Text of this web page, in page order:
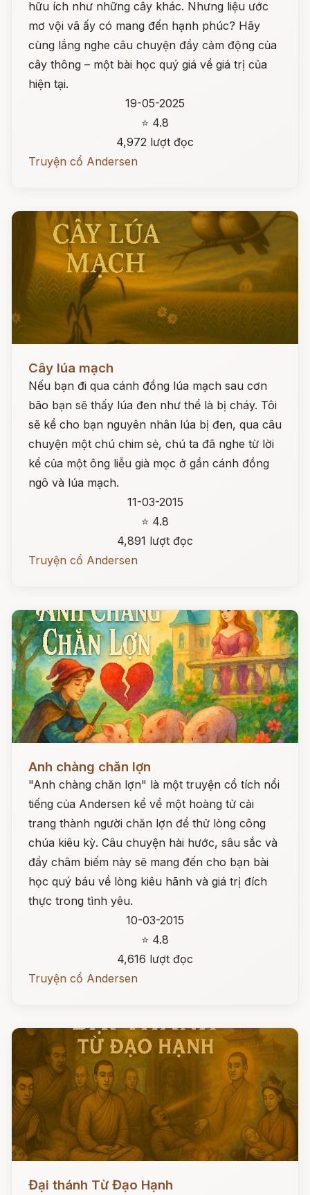
hữu ích như những cây khác. Nhưng liệu ước
mơ vội vã ấy có mang đến hạnh phúc? Hãy
cùng lắng nghe câu chuyện đầy cảm động của
cây thông – một bài học quý giá về giá trị của
hiện tại.
19-05-2025
⭐ 4.8
4,972 lượt đọc
Truyện cổ Andersen
Cây lúa mạch
Nếu bạn đi qua cánh đồng lúa mạch sau cơn
bão bạn sẽ thấy lúa đen như thể là bị cháy. Tôi
sẽ kể cho bạn nguyên nhân lúa bị đen, qua câu
chuyện một chú chim sẻ, chú ta đã nghe từ lời
kể của một ông liễu già mọc ở gần cánh đồng
ngô và lúa mạch.
11-03-2015
⭐ 4.8
4,891 lượt đọc
Truyện cổ Andersen
Anh chàng chăn lợn
"Anh chàng chăn lợn" là một truyện cổ tích nổi
tiếng của Andersen kể về một hoàng tử cải
trang thành người chăn lợn để thử lòng công
chúa kiêu kỳ. Câu chuyện hài hước, sâu sắc và
đầy châm biếm này sẽ mang đến cho bạn bài
học quý báu về lòng kiêu hãnh và giá trị đích
thực trong tình yêu.
10-03-2015
⭐ 4.8
4,616 lượt đọc
Truyện cổ Andersen
Đại thánh Từ Đạo Hạnh